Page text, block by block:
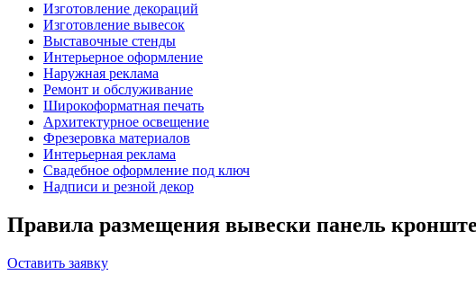
Изготовление декораций
Изготовление вывесок
Выставочные стенды
Интерьерное оформление
Наружная реклама
Ремонт и обслуживание
Широкоформатная печать
Архитектурное освещение
Фрезеровка материалов
Интерьерная реклама
Свадебное оформление под ключ
Надписи и резной декор
Правила размещения вывески панель
Оставить заявку